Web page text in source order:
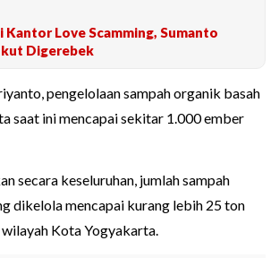
Kantor Love Scamming, Sumanto
Digerebek
pengelolaan sampah organik basah
saat ini mencapai sekitar 1.000 ember
secara keseluruhan, jumlah sampah
dikelola mencapai kurang lebih 25 ton
Kota Yogyakarta.